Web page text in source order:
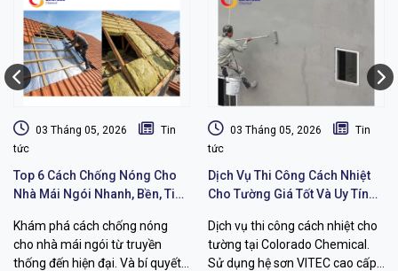
03 Tháng 05, 2026
Tin
tức
Top 6 Cách Chống Nóng Cho
Nhà Mái Ngói Nhanh, Bền, Tiết
Khám phá cách chống nóng
cho nhà mái ngói từ truyền
thống đến hiện đại. Và bí quyết
03 Tháng 05, 2026
Tin
tức
Dịch Vụ Thi Công Cách Nhiệt
Cho Tường Giá Tốt Và Uy Tín
Dịch vụ thi công cách nhiệt cho
tường tại Colorado Chemical.
Sử dụng hệ sơn VITEC cao cấp